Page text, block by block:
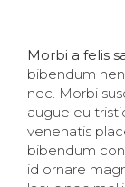
Morbi a felis
bibendum
nec. Morbi
augue eu
venenatis
bibendum
id ornare